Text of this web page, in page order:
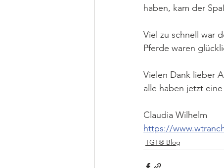
haben, kam der
Viel zu schnell war
Pferde waren
Vielen Dank lieber
alle haben jetzt
Claudia Wilhelm
https://
TGT® Blog